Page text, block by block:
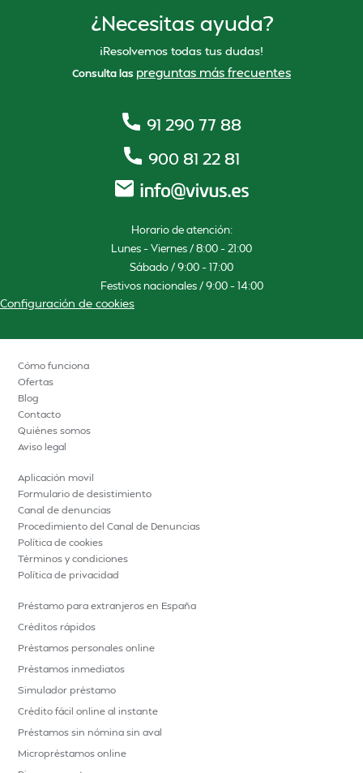
¿Necesitas ayuda?
¡Resolvemos todas tus dudas!
Consulta las preguntas más frecuentes
91 290 77 88
900 81 22 81
Horario de atención:
Lunes – Viernes / 8:00 – 21:00
Sábado / 9:00 – 17:00
Festivos nacionales / 9:00 – 14:00
Configuración de cookies
Cómo funciona
Ofertas
Blog
Contacto
Quiénes somos
Aviso legal
Aplicación movil
Formulario de desistimiento
Canal de denuncias
Procedimiento del Canal de Denuncias
Política de cookies
Términos y condiciones
Política de privacidad
Préstamo para extranjeros en España
Créditos rápidos
Préstamos personales online
Préstamos inmediatos
Simulador préstamo
Crédito fácil online al instante
Préstamos sin nómina sin aval
Micropréstamos online